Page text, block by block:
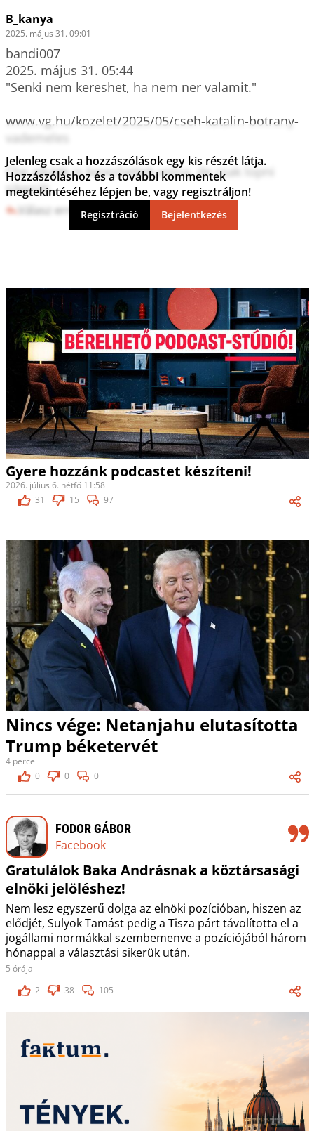
B_kanya
2025. május 31. 09:01
bandi007
2025. május 31. 05:44
"Senki nem kereshet, ha nem ner valamit."
www.vg.hu/kozelet/2025/05/cseh-katalin-botrany-
vademeles
Che atkáék is kereshettek volna, de csak lopni
sikerült.
Válasz erre 0 0
Jelenleg csak a hozzászólások egy kis részét látja.
Hozzászóláshoz és a további kommentek
megtekintéséhez lépjen be, vagy regisztráljon!
Regisztráció Bejelentkezés
Gyere hozzánk podcastet készíteni!
2026. július 6. hétfő 11:58
31
15 97
Nincs vége: Netanjahu elutasította
Trump béketervét
4 perce
0
0 0
FODOR GÁBOR
Facebook
Gratulálok Baka Andrásnak a köztársasági
elnöki jelöléshez!
Nem lesz egyszerű dolga az elnöki pozícióban, hiszen az
elődjét, Sulyok Tamást pedig a Tisza párt távolította el a
jogállami normákkal szembemenve a pozíciójából három
hónappal a választási sikerük után.
5 órája
2
38 105